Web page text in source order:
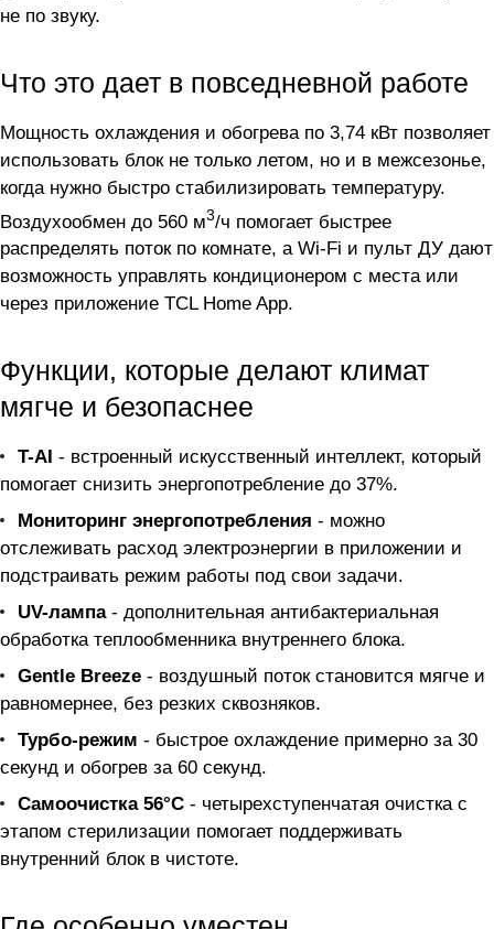
не по звуку.
Что это дает в повседневной работе
Мощность охлаждения и обогрева по 3,74 кВт позволяет
использовать блок не только летом, но и в межсезонье,
когда нужно быстро стабилизировать температуру.
Воздухообмен до 560 м3/ч помогает быстрее
распределять поток по комнате, а Wi-Fi и пульт ДУ дают
возможность управлять кондиционером с места или
через приложение TCL Home App.
Функции, которые делают климат
мягче и безопаснее
T-AI - встроенный искусственный интеллект, который
помогает снизить энергопотребление до 37%.
Мониторинг энергопотребления - можно
отслеживать расход электроэнергии в приложении и
подстраивать режим работы под свои задачи.
UV-лампа- дополнительная антибактериальная
обработка теплообменника внутреннего блока.
Gentle Breeze - воздушный поток становится мягче и
равномернее, без резких сквозняков.
Турбо-режим - быстрое охлаждение примерно за 30
секунд и обогрев за 60 секунд.
Самоочистка 56°C - четырехступенчатая очистка с
этапом стерилизации помогает поддерживать
внутренний блок в чистоте.